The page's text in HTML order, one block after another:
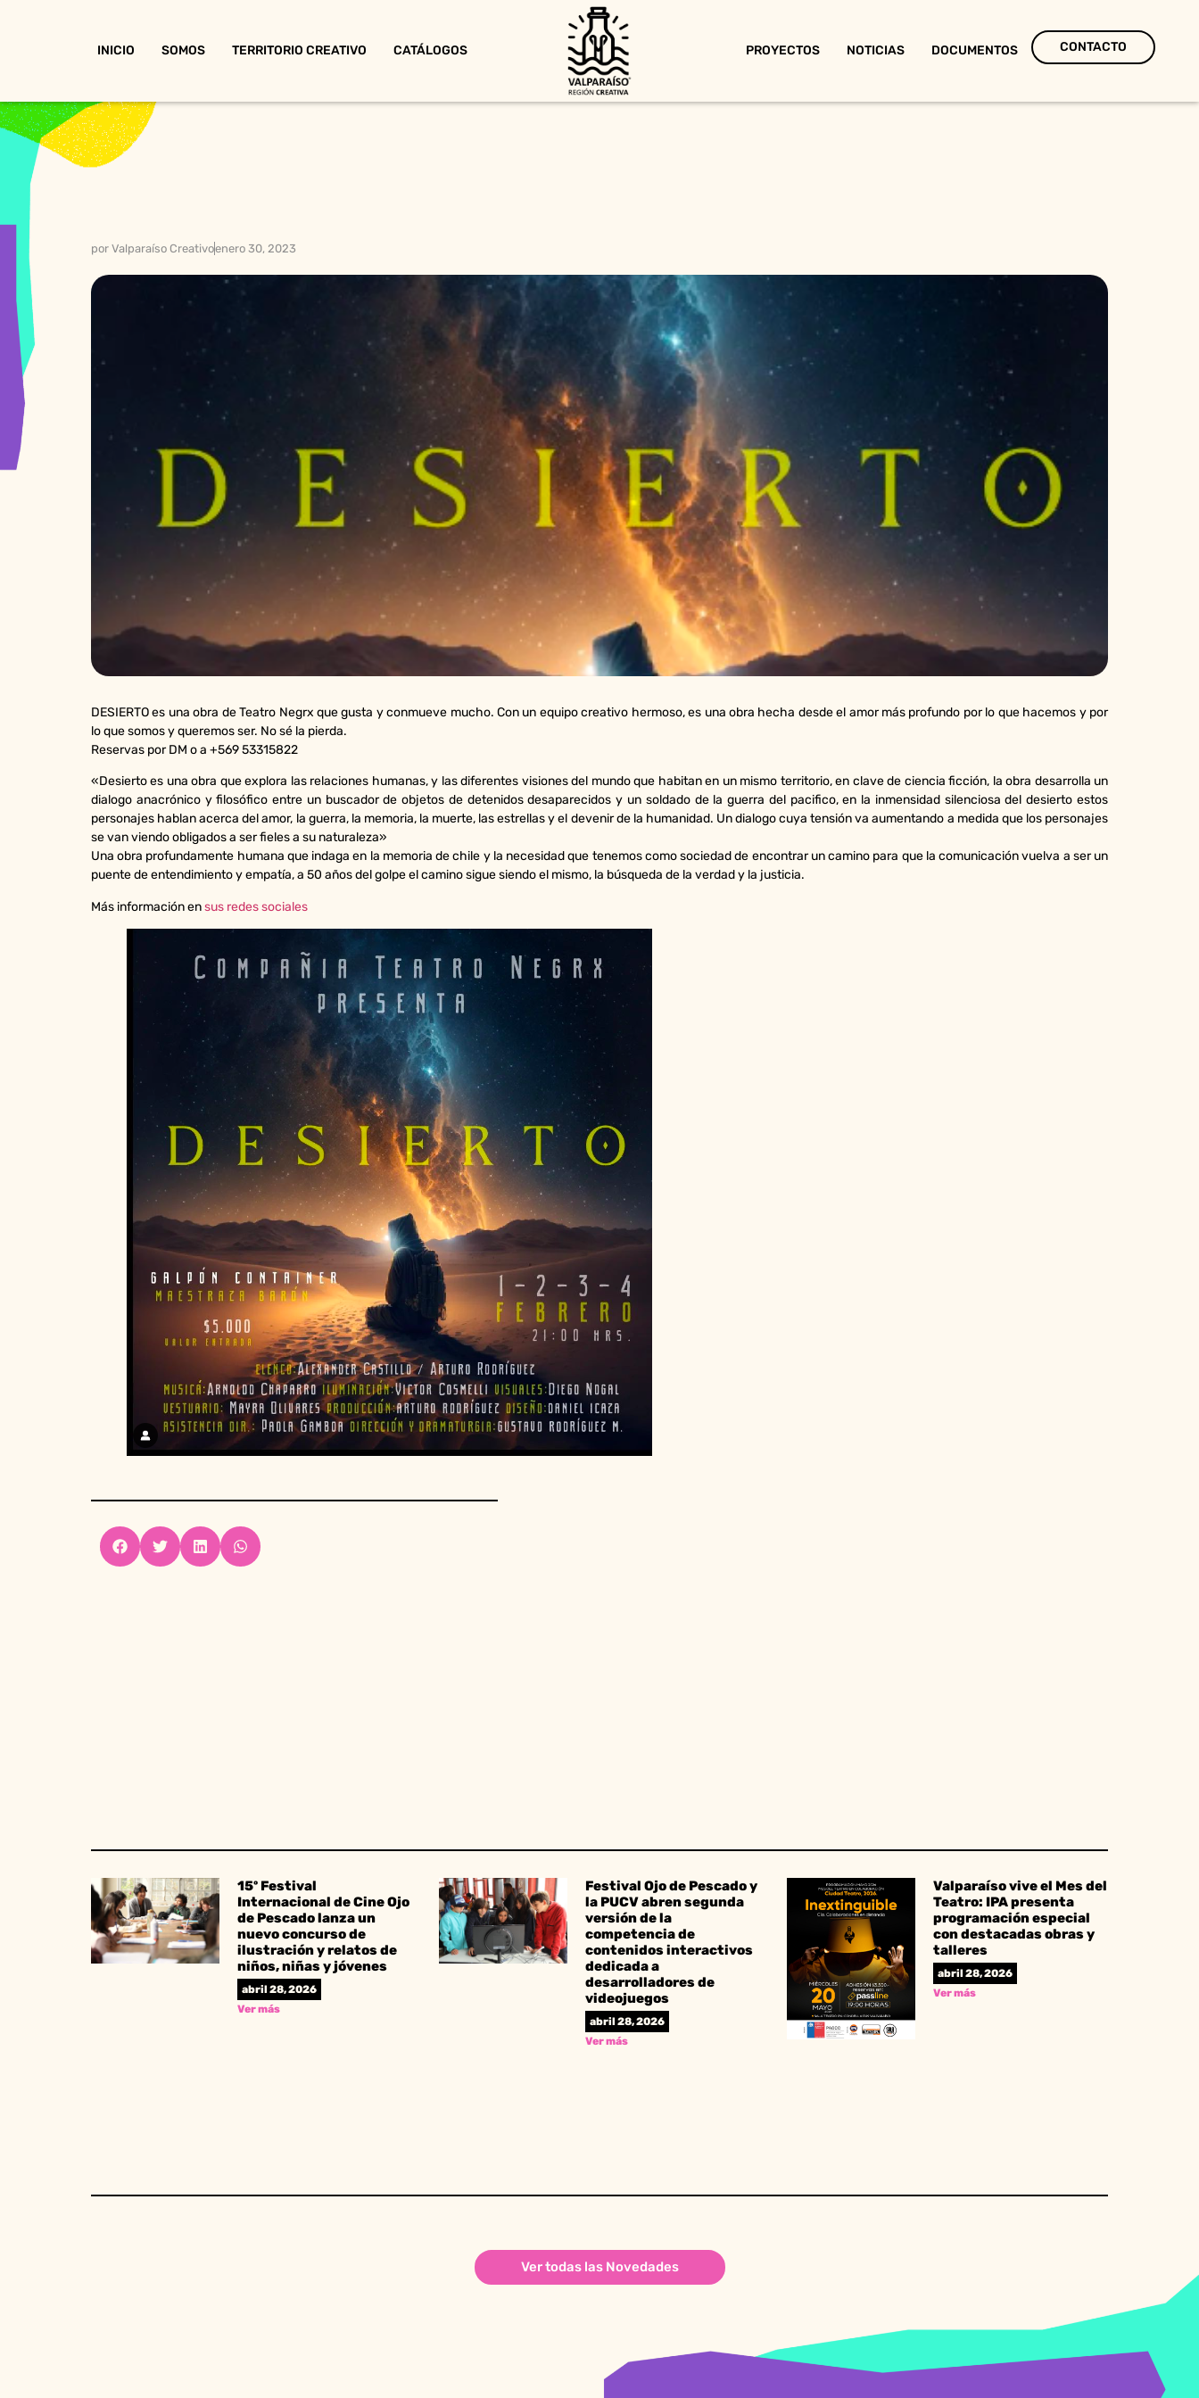
INICIO SOMOS TERRITORIO CREATIVO CATÁLOGOS PROYECTOS NOTICIAS DOCUMENTOS CONTACTO
por Valparaíso Creativoenero 30, 2023
DESIERTO es una obra de Teatro Negrx que gusta y conmueve mucho. Con un equipo creativo hermoso, es una obra hecha desde el amor más profundo por lo que hacemos y por
lo que somos y queremos ser. No sé la pierda.
Reservas por DM o a +569 53315822
«Desierto es una obra que explora las relaciones humanas, y las diferentes visiones del mundo que habitan en un mismo territorio, en clave de ciencia ficción, la obra desarrolla un
dialogo anacrónico y filosófico entre un buscador de objetos de detenidos desaparecidos y un soldado de la guerra del pacifico, en la inmensidad silenciosa del desierto estos
personajes hablan acerca del amor, la guerra, la memoria, la muerte, las estrellas y el devenir de la humanidad. Un dialogo cuya tensión va aumentando a medida que los personajes
se van viendo obligados a ser fieles a su naturaleza»
Una obra profundamente humana que indaga en la memoria de chile y la necesidad que tenemos como sociedad de encontrar un camino para que la comunicación vuelva a ser un
puente de entendimiento y empatía, a 50 años del golpe el camino sigue siendo el mismo, la búsqueda de la verdad y la justicia.
Más información ensus redes sociales
15º Festival
Internacional de Cine Ojo
de Pescado lanza un
nuevo concurso de
ilustración y relatos de
niños, niñas y jóvenes
abril 28, 2026
Ver más
Festival Ojo de Pescado y
la PUCV abren segunda
versión de la
competencia de
contenidos interactivos
dedicada a
desarrolladores de
videojuegos
abril 28, 2026
Ver más
Valparaíso vive el Mes del
Teatro: IPA presenta
programación especial
con destacadas obras y
talleres
abril 28, 2026
Ver más
Ver todas las Novedades